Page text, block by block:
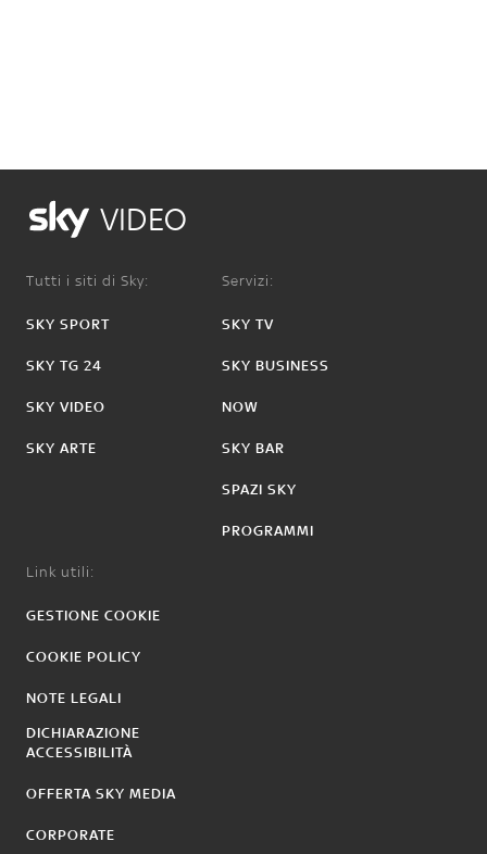
VIDEO
Tutti i siti di Sky:
SKY SPORT
SKY TG 24
SKY VIDEO
SKY ARTE
Servizi:
SKY TV
SKY BUSINESS
NOW
SKY BAR
SPAZI SKY
PROGRAMMI
Link utili:
GESTIONE COOKIE
COOKIE POLICY
NOTE LEGALI
DICHIARAZIONE
ACCESSIBILITÀ
OFFERTA SKY MEDIA
CORPORATE